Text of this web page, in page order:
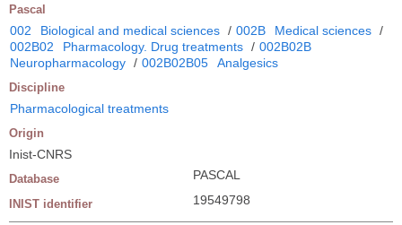
Pascal
002 Biological and medical sciences / 002B Medical sciences /
002B02
Pharmacology. Drug treatments / 002B02B
Neuropharmacology / 002B02B05 Analgesics
Discipline
Pharmacological treatments
Origin
Inist-CNRS
Database PASCAL
INIST identifier 19549798